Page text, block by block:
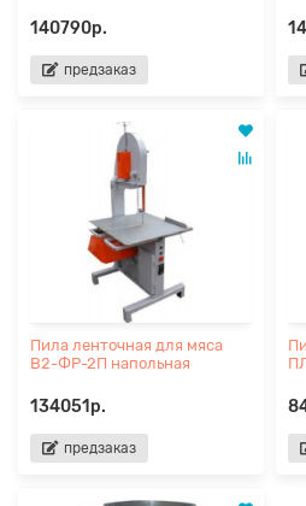
140790р.
предзаказ
Пила ленточная для мяса
В2-ФР-2П напольная
134051р.
предзаказ